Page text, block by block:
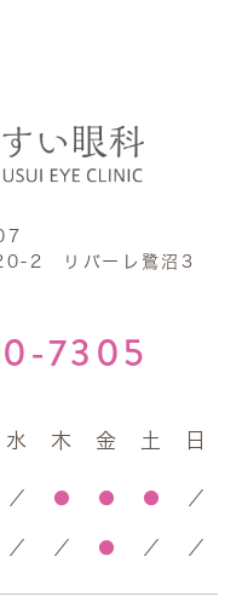
2 リバーレ鷺沼3
7305
水 木 金 土 日
／ ● ● ● ／
／ ／ ● ／ ／